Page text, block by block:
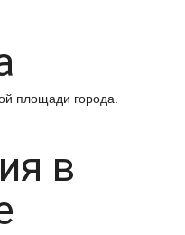
площади города.
в